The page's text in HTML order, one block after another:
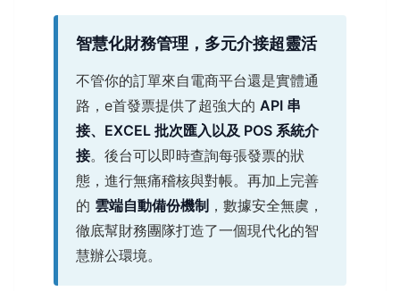
智慧化財務管理，多元介接超靈活
不管你的訂單來自電商平台還是實體通
路，e首發票提供了超強大的 API 串
接、EXCEL 批次匯入以及 POS 系統介
接。後台可以即時查詢每張發票的狀
態，進行無痛稽核與對帳。再加上完善
的 雲端自動備份機制 ，數據安全無虞，
徹底幫財務團隊打造了一個現代化的智
慧辦公環境。